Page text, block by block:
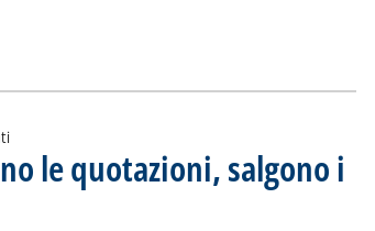
la notizia: 'Listini mercato petrolifero
le quotazioni, salgono i
alle 8.49.